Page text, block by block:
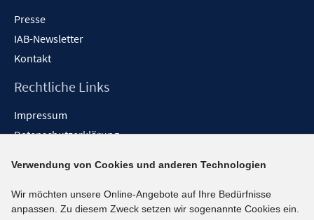
Presse
IAB-Newsletter
Kontakt
Rechtliche Links
Impressum
Datenschutzerklärung
Barrieren melden
Social-Media-Kanäle
Verwendung von Cookies und anderen Technologien
Wir möchten unsere Online-Angebote auf Ihre Bedürfnisse
anpassen. Zu diesem Zweck setzen wir sogenannte Cookies ein.